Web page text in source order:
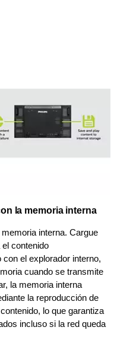
la memoria interna
interna. Cargue
contenido
el explorador interno,
cuando se transmite
la memoria interna
la reproducción de
lo que garantiza
incluso si la red queda